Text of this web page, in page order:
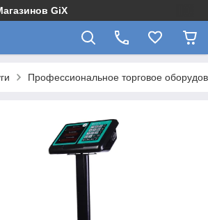
GiX
Профессиональное торговое